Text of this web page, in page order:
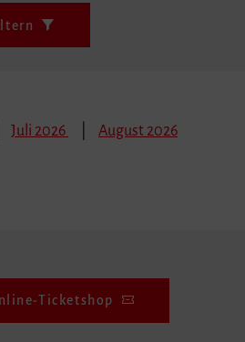
Juli 2026 August 2026
Ticketshop